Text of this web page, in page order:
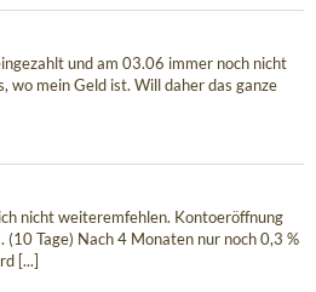
und am 03.06 immer noch nicht
wo mein Geld ist. Will daher das ganze
nicht weiteremfehlen. Kontoeröffnung
Tage) Nach 4 Monaten nur noch 0,3 %
[...]